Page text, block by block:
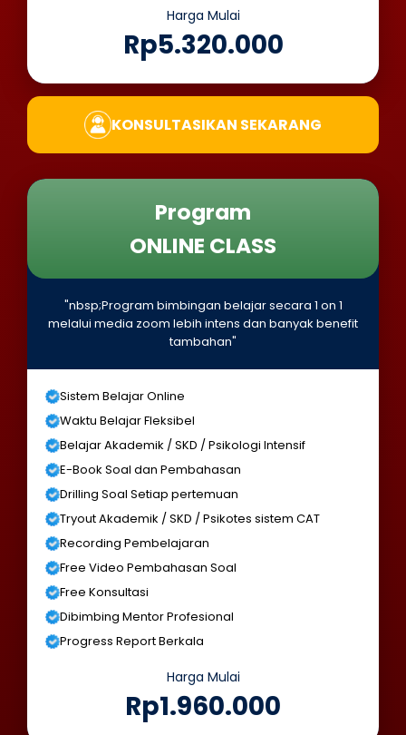
Harga Mulai
Rp5.320.000
KONSULTASIKAN SEKARANG
Program
ONLINE CLASS
"nbsp;Program bimbingan belajar secara 1 on 1
melalui media zoom lebih intens dan banyak benefit
tambahan"
Sistem Belajar Online
Waktu Belajar Fleksibel
Belajar Akademik / SKD / Psikologi Intensif
E-Book Soal dan Pembahasan
Drilling Soal Setiap pertemuan
Tryout Akademik / SKD / Psikotes sistem CAT
Recording Pembelajaran
Free Video Pembahasan Soal
Free Konsultasi
Dibimbing Mentor Profesional
Progress Report Berkala
Harga Mulai
Rp1.960.000